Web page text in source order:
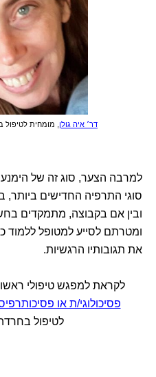
דר׳ איה גולן , מומחית
למרבה הצער, סוג זה של
סוגי התרפיה החדישים ביותר,
ובין אם בקבוצה, מתמקדים
ומטרתם לסייע למטופל ללמוד
את תגובותיו הרגשיות.
לקראת למפגש טיפולי
פסיכולוגי/ת או
לטיפול